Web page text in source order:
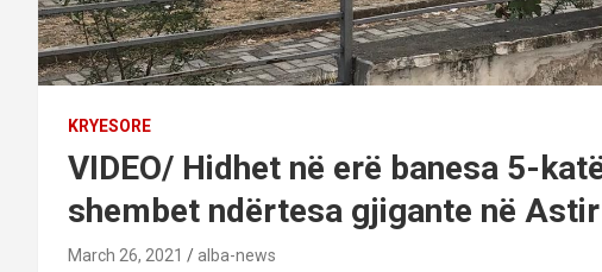
KRYESORE
VIDEO/ Hidhet në erë banesa 5-
shembet ndërtesa gjigante në Astir
March 26, 2021 alba-news